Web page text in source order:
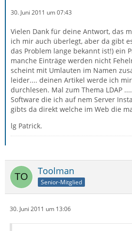
30. Juni 2011 um 07:43
Vielen Dank für deine Antwort, das
ich mir auch überlegt, aber da gibt
das Problem lange bekannt ist!) ein
manche Einträge werden nicht
scheint mit Umlauten im Namen
leider.... deinen Artikel werde ich
durchlesen. Mal zum Thema LDAP
Software die ich auf nem Server
gibts da direkt welche im Web die
lg Patrick.
Toolman
Senior-Mitglied
30. Juni 2011 um 13:06